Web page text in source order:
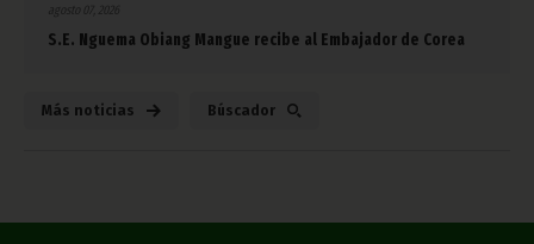
agosto 07, 2026
S.E. Nguema Obiang Mangue recibe al Embajador de Corea
Más noticias Búscador